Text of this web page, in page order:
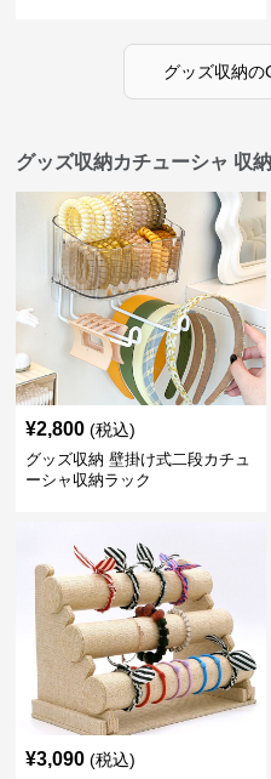
グッズ収納の
グッズ収納カチューシャ 収
¥2,800 (税込)
グッズ収納 壁掛け式二段カチュ
ーシャ収納ラック
¥3,090 (税込)